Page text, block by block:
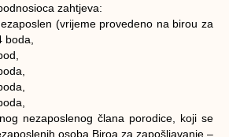
zahtjeva:
(vrijeme provedeno na birou za
boda,
nezaposlenog člana porodice, koji se
osoba Biroa za zapošljavanje –